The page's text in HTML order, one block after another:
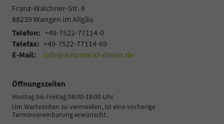
Franz-Walchner-Str. 8
88239 Wangen im Allgäu
Telefon: +49-7522-77114-0
Telefax: +49-7522-77114-69
E-Mail:
info@automarkt-dinser.de
Öffnungszeiten
Montag bis Freitag 08:00-18:00 Uhr
Um Wartezeiten zu vermeiden, ist eine vorherige
Terminvereinbarung erwünscht.